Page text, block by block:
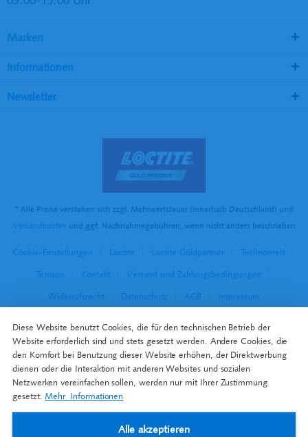
Marken
Informationen
Newsletter
* Alle Preise verstehen sich zzgl. Mehrwertsteuer (innerhalb Deutschland) und
Versandkosten und ggf. Nachnahmegebühren, wenn nicht anders beschrieben
Cookie-Einstellungen Loctite Loctite Goldpartner
Technomelt
Teroson
Kontakt
Versand und Zahlungsbedingungen
Widerrufsrecht
Datenschutz AGB Impressum
Diese Website benutzt Cookies, die für den technischen Betrieb der
Website erforderlich sind und stets gesetzt werden. Andere Cookies, die
den Komfort bei Benutzung dieser Website erhöhen, der Direktwerbung
dienen oder die Interaktion mit anderen Websites und sozialen
Netzwerken vereinfachen sollen, werden nur mit Ihrer Zustimmung
gesetzt. Mehr Informationen
Alle akzeptieren